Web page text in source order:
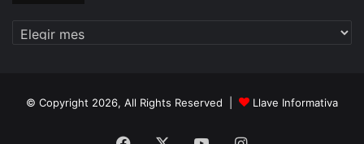
© Copyright 2026, All Rights Reserved | Llave Informativa